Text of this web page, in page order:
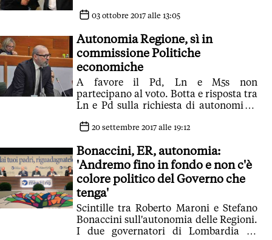
03 ottobre 2017 alle 13:05
Autonomia Regione, sì in
commissione Politiche
economiche
A favore il Pd, Ln e M5s non
partecipano al voto. Botta e risposta tra
Ln e Pd sulla richiesta di autonomia e
seguito
20 settembre 2017 alle 19:12
Bonaccini, ER, autonomia:
'Andremo fino in fondo e non c'è
colore politico del Governo che
tenga'
Scintille tra Roberto Maroni e Stefano
Bonaccini sull'autonomia delle Regioni.
I due governatori di Lombardia ed